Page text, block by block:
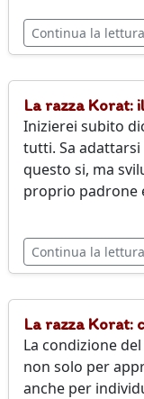
Continua la lettura
La razza Korat:
Inizierei subito
tutti. Sa
questo si, ma
proprio padrone
Continua la lettura
La razza Korat:
La condizione
non solo per
anche per